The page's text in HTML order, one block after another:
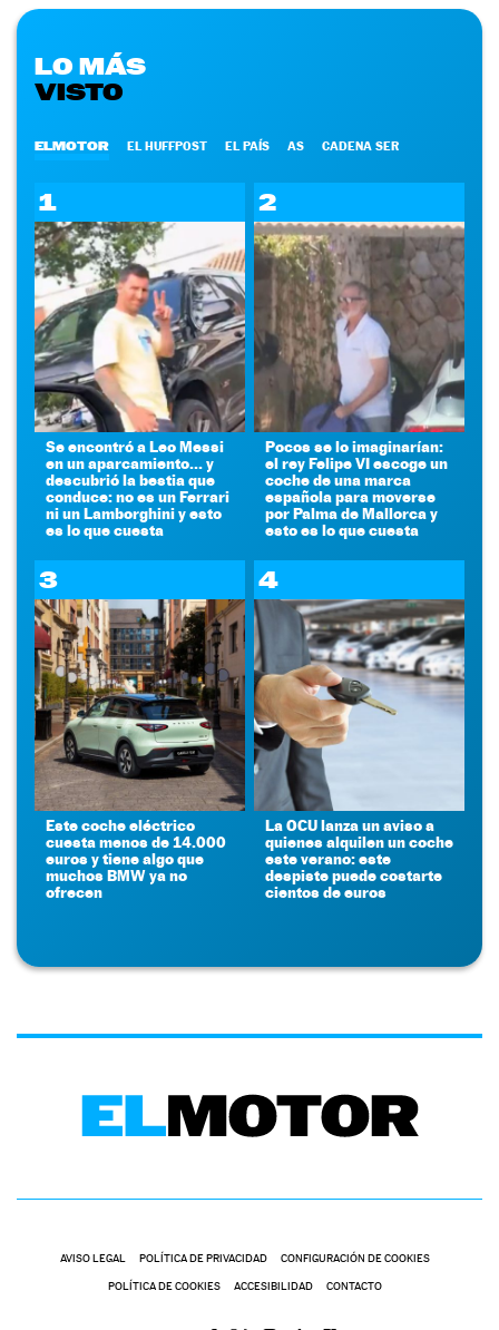
LO MÁS
VISTO
ELMOTOR EL HUFFPOST EL PAÍS AS CADENA SER
1
Se encontró a Leo Messi
en un aparcamiento... y
descubrió la bestia que
conduce: no es un Ferrari
ni un Lamborghini y esto
es lo que cuesta
2
Pocos se lo imaginarían:
el rey Felipe VI escoge un
coche de una marca
española para moverse
por Palma de Mallorca y
esto es lo que cuesta
3
Este coche eléctrico
cuesta menos de 14.000
euros y tiene algo que
muchos BMW ya no
ofrecen
4
La OCU lanza un aviso a
quienes alquilen un coche
este verano: este
despiste puede costarte
cientos de euros
AVISO LEGAL POLÍTICA DE PRIVACIDAD CONFIGURACIÓN DE COOKIES
POLÍTICA DE COOKIES ACCESIBILIDAD CONTACTO